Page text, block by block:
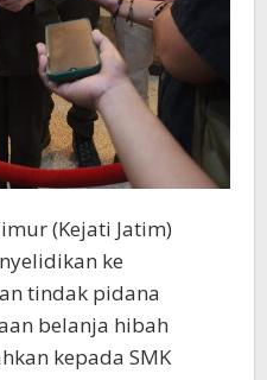
(Kejati Jatim)
ke
tindak pidana
belanja hibah
kepada SMK